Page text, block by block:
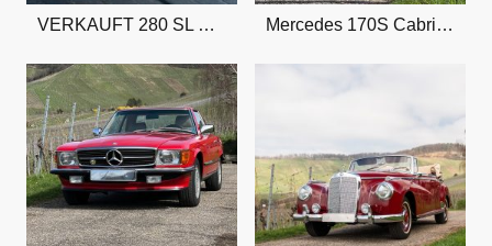
VERKAUFT 280 SL Pagode Mercedes 170S Cabrio A